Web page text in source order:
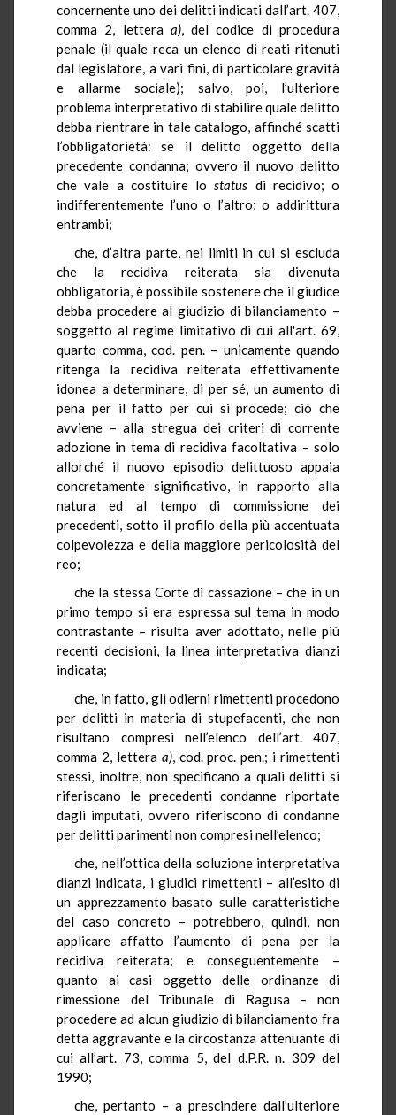
concernente uno dei delitti indicati dall’art. 407,
comma 2, lettera a), del codice di procedura
penale (il quale reca un elenco di reati ritenuti
dal legislatore, a vari fini, di particolare gravità
e allarme sociale); salvo, poi, l’ulteriore
problema interpretativo di stabilire quale delitto
debba rientrare in tale catalogo, affinché scatti
l’obbligatorietà: se il delitto oggetto della
precedente condanna; ovvero il nuovo delitto
che vale a costituire lostatus di recidivo; o
indifferentemente l’uno o l’altro; o addirittura
entrambi;
che, d’altra parte, nei limiti in cui si escluda
che la recidiva reiterata sia divenuta
obbligatoria, è possibile sostenere che il giudice
debba procedere al giudizio di bilanciamento –
soggetto al regime limitativo di cui all'art. 69,
quarto comma, cod. pen. – unicamente quando
ritenga la recidiva reiterata effettivamente
idonea a determinare, di per sé, un aumento di
pena per il fatto per cui si procede; ciò che
avviene – alla stregua dei criteri di corrente
adozione in tema di recidiva facoltativa – solo
allorché il nuovo episodio delittuoso appaia
concretamente significativo, in rapporto alla
natura ed al tempo di commissione dei
precedenti, sotto il profilo della più accentuata
colpevolezza e della maggiore pericolosità del
reo;
che la stessa Corte di cassazione – che in un
primo tempo si era espressa sul tema in modo
contrastante – risulta aver adottato, nelle più
recenti decisioni, la linea interpretativa dianzi
indicata;
che, in fatto, gli odierni rimettenti procedono
per delitti in materia di stupefacenti, che non
risultano compresi nell’elenco dell’art. 407,
comma 2, lettera a), cod. proc. pen.; i rimettenti
stessi, inoltre, non specificano a quali delitti si
riferiscano le precedenti condanne riportate
dagli imputati, ovvero riferiscono di condanne
per delitti parimenti non compresi nell’elenco;
che, nell’ottica della soluzione interpretativa
dianzi indicata, i giudici rimettenti – all’esito di
un apprezzamento basato sulle caratteristiche
del caso concreto – potrebbero, quindi, non
applicare affatto l’aumento di pena per la
recidiva reiterata; e conseguentemente –
quanto ai casi oggetto delle ordinanze di
rimessione del Tribunale di Ragusa – non
procedere ad alcun giudizio di bilanciamento fra
detta aggravante e la circostanza attenuante di
cui all’art. 73, comma 5, del d.P.R. n. 309 del
1990;
che, pertanto – a prescindere dall’ulteriore